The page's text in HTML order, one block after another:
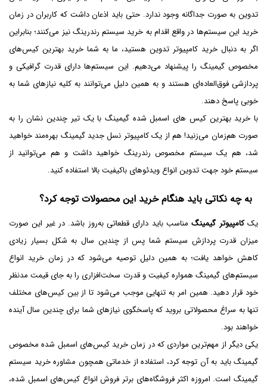
تدوین به صورت جداگانه وجود ندارد. حتی باید اذعان داشت که کاربران در زمان
خرید این سیستم‌ها در واقع اقدام به خرید سیستم رندرینگ نیز می‌کنند؛ بنابراین
اگر به دنبال خرید کامپیوتر تدوین هستید، ما به شما خرید بهترین کیس‌های
مخصوص گیمینگ را پیشنهاد می‌دهیم. این سیستم‌ها دارای قدرت گرافیکی و
پردازشی فوق‌العاده‌ای هستند و به همین دلیل می‌توانند به کلیه نیازهای شما به
خوبی پاسخ دهند.
با خرید بهترین کیس های اسمبل شده گیمینگ با یک تیر چندین نشان را به
صورت هم‌زمان می‌زنید! هم از یک کامپیوتر نسل جدید گیمینگ بهره‌مند خواهید
شد، هم یک سیستم مخصوص رندرینگ خواهید داشت و هم می‌توانید از
سیستم خود جهت تدوین انواع ویدئوهای باکیفیت بالا استفاده کنید.
به چه نکاتی باید هنگام خرید این محصولات توجه کرد؟
یککامپیوتر گیمینگمناسب باید دارای قطعاتی به‌روز باشد. در غیر این صورت
میزان قدرت پردازش سیستم شما پس از چندین سال به شکل بسیار زیادی
کاهش خواهد یافت؛ به همین دلیل توصیه می‌شود که در زمان خرید انواع
سیستم‌های گیمینگ همواره کیفیت و قدرت سخت‌افزاری را به جای قیمت مدنظر
خود قرار دهید. همین امر به تنهایی موجب می‌شود تا از بین کیس‌های مختلف
تنها به سراغ محصولاتی بروید که پاسخگوی نیازهای شما برای چندین سال آینده
خواهند بود.
یکی دیگر از مهم‌ترین مواردی که در زمان خرید کیس‌های اسمبل شده مخصوص
گیمینگ باید به آن توجه کرد، استفاده از خدماتی همچون مشاوره خرید سیستم
گیمینگ است. امروزه اکثر فروشگاه‌های برتر فروش انواع کیس‌های اسمبل شده،